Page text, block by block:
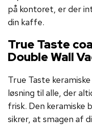
på kontoret, er der
din kaffe.
True Taste
Double Wall
True Taste
løsning til alle, der
frisk. Den keramiske
sikrer, at smagen af